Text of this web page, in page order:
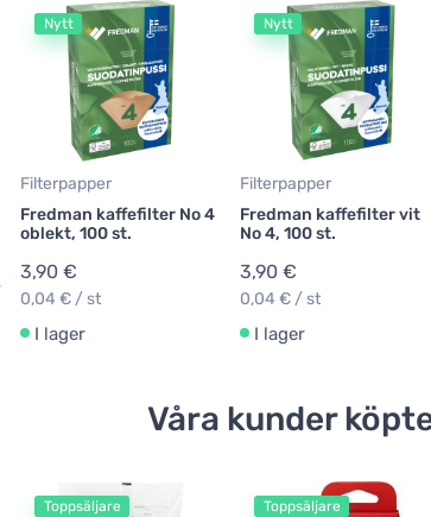
Nytt
Filterpapper
Fredman kaffefilter No 4
oblekt, 100 st.
3,90 €
0,04 € / st
I lager
Nytt
Filterpapper
Fredman kaffefilter vit
No 4, 100 st.
3,90 €
0,04 € / st
I lager
Våra kunder
Toppsäljare Toppsäljare